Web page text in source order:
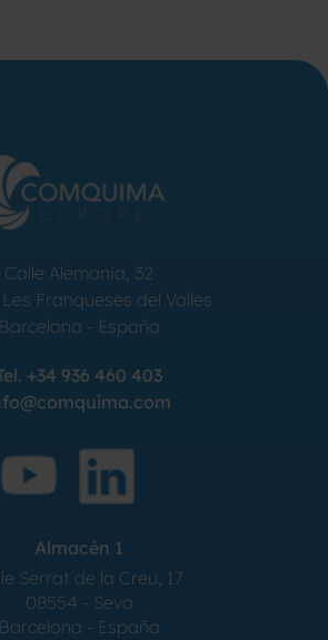
Calle Alemania, 32
Les Franqueses del Valles
Barcelona - España
+34 936 460 403
Almacén 1
Serrat de la Creu, 17
08554 - Seva
Barcelona - España